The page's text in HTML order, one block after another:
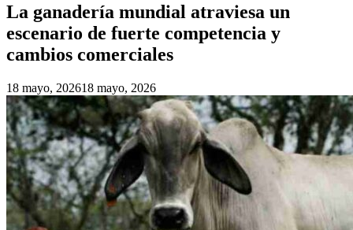
La ganadería mundial atraviesa un
escenario de fuerte competencia y
cambios comerciales
18 mayo, 202618 mayo, 2026